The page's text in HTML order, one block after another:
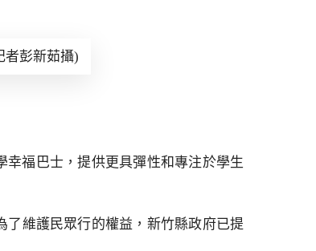
者彭新茹攝)
福巴士，提供更具彈性和專注於學生
維護民眾行的權益，新竹縣政府已提